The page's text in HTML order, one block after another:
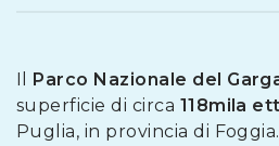
Il Parco Nazionale del
superficie di circa 118mila
Puglia, in provincia di